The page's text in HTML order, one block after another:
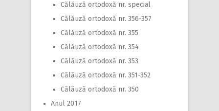
Călăuză ortodoxă nr. special
Călăuză ortodoxă nr. 356-357
Călăuză ortodoxă nr. 355
Călăuză ortodoxă nr. 354
Călăuză ortodoxă nr. 353
Călăuză ortodoxă nr. 351-352
Călăuză ortodoxă nr. 350
Anul 2017